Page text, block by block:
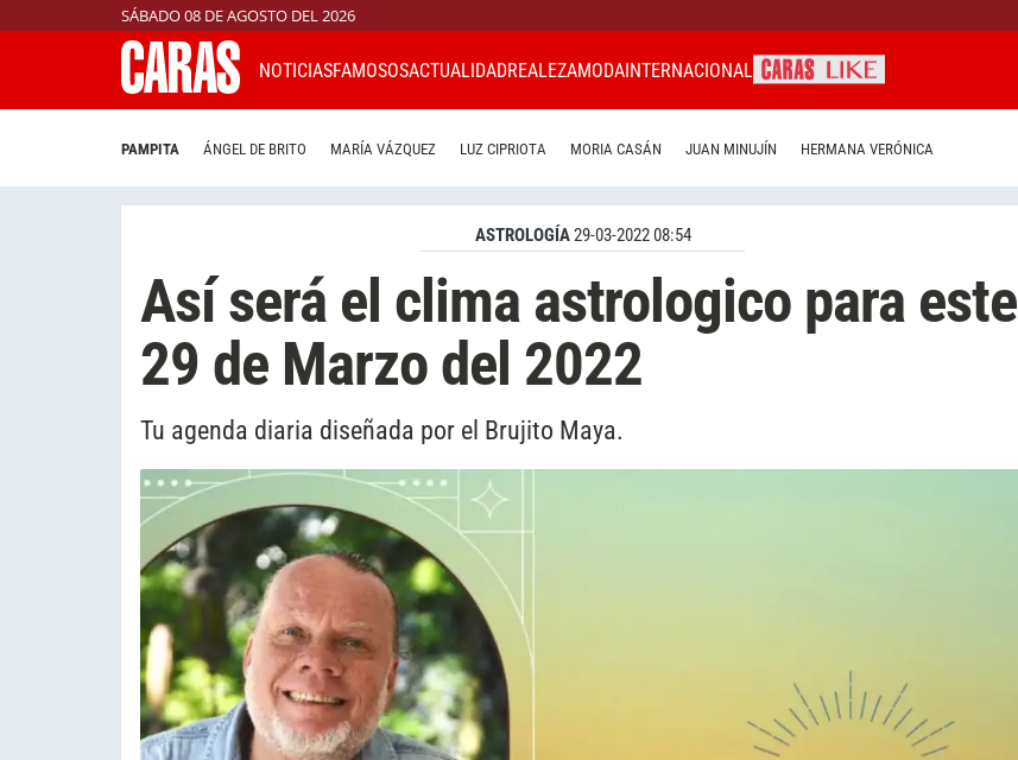
SÁBADO 08 DE AGOSTO DEL 2026
NOTICIASFAMOSOSACTUALIDADREALEZAMODAINTERNACIONAL
PAMPITA ÁNGEL DE BRITO MARÍA VÁZQUEZ LUZ CIPRIOTA MORIA CASÁN JUAN MINUJÍN HERMANA VERÓNICA
ASTROLOGÍA29-03-2022 08:54
Así será el clima astrologico para este
29 de Marzo del 2022
Tu agenda diaria diseñada por el Brujito Maya.